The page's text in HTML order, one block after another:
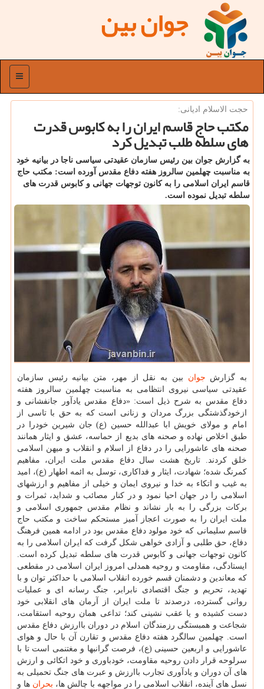
جوان بین
منو
حجت الاسلام ادیانی:
مكتب حاج قاسم ایران را به كابوس قدرت
های سلطه طلب تبدیل كرد
به گزارش جوان بین رئیس سازمان عقیدتی سیاسی ناجا در بیانیه خود
به مناسبت چهلمین سالروز هفته دفاع مقدس آورده است: مكتب حاج
قاسم ایران اسلامی را به كانون توجهات جهانی و كابوس قدرت های
سلطه تبدیل نموده است.
به گزارش جوان بین به نقل از مهر، متن بیانیه رئیس سازمان
عقیدتی سیاسی نیروی انتظامی به مناسبت چهلمین سالروز هفته
دفاع مقدس به شرح ذیل است: «دفاع مقدس یادآور جانفشانی و
ازخودگذشتگی بزرگ مردان و زنانی است که به حق با تاسی از
امام و مولای خویش ابا عبدالله حسین (ع) جان شیرین خودرا در
طبق اخلاص نهاده و صحنه های بدیع از حماسه، عشق و ایثار همانند
صحنه های عاشورایی را در دفاع از اسلام و انقلاب و میهن اسلامی
خلق کردند. تاریخ هشت سال دفاع مقدس ملت ایران، مفاهیم
کمرنگ شده؛ شهادت، ایثار و فداکاری، توسل به ائمه اطهار (ع)، امید
به غیب و اتکاء به خدا و نیروی ایمان و خیلی از مفاهیم و ارزشهای
اسلامی را در جهان احیا نمود و در کنار مصائب و شداید، ثمرات و
برکات بزرگی را به بار نشاند و نظام مقدس جمهوری اسلامی و
ملت ایران را به صورت اعجاز آمیز مستحکم ساخت و مکتب حاج
قاسم سلیمانی که خود مولود دفاع مقدس بود در ادامه همین فرهنگ
دفاع، حق طلبی و آزادی خواهی شکل گرفت که ایران اسلامی را به
کانون توجهات جهانی و کابوس قدرت های سلطه تبدیل کرده است.
ایستادگی، مقاومت و روحیه همدلی امروز ایران اسلامی در مقطعی
که معاندین و دشمنان قسم خورده انقلاب اسلامی با حداکثر توان و با
تهدید، تحریم و جنگ اقتصادی نابرابر، جنگ رسانه ای و عملیات
روانی گسترده، درصدند تا ملت ایران از آرمان های انقلابی خود
دست کشیده و یا عقب نشینی کند؛ تداعی همان روحیه استقامت،
شجاعت و همبستگی رزمندگان اسلام در دوران باارزش دفاع مقدس
است. چهلمین سالگرد هفته دفاع مقدس و تقارن آن با حال و هوای
عاشورایی و اربعین حسینی (ع)، فرصت گرانبها و مغتنمی است تا با
سرلوحه قرار دادن روحیه مقاومت، خودباوری و خود اتکائی و ارزش
های آن دوران و یادآوری تجارب باارزش و عبرت های جنگ تحمیلی به
نسل های آینده، انقلاب اسلامی را در مواجهه با چالش ها، بحران ها و